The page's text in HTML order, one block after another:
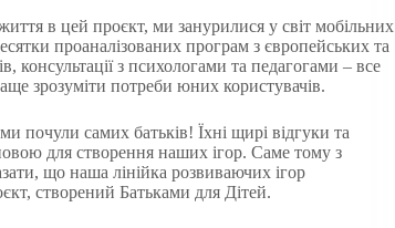
в цей проєкт, ми занурилися у світ мобільних
проаналізованих програм з європейських та
консультації з психологами та педагогами – все
зрозуміти потреби юних користувачів.
почули самих батьків! Їхні щирі відгуки та
для створення наших ігор. Саме тому з
що наша лінійка розвиваючих ігор
створений Батьками для Дітей.